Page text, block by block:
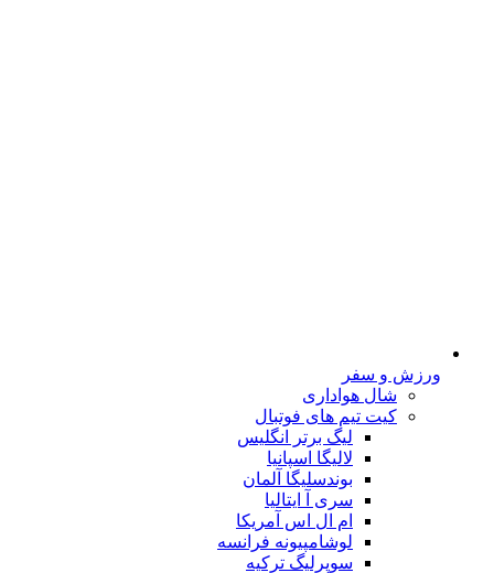
ورزش و سفر
شال هواداری
کیت تیم های فوتبال
لیگ برتر انگلیس
لالیگا اسپانیا
بوندسلیگا آلمان
سری آ ایتالیا
ام ال اس آمریکا
لوشامپیونه فرانسه
سوپرلیگ ترکیه